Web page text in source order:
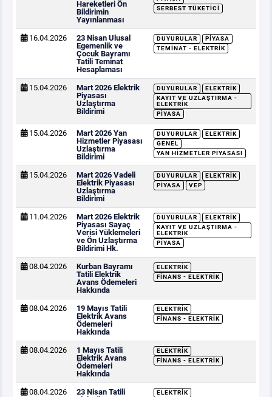
Hareketleri Ön
Bildirimin
Yayınlanması
SERBEST TÜKETICI
16.04.2026
23 Nisan Ulusal
Egemenlik ve
Çocuk Bayramı
Tatili Teminat
Hesaplaması
DUYURULAR
PIYASA
TEMINAT - ELEKTRIK
15.04.2026
Mart 2026 Elektrik
Piyasası
Uzlaştırma
Bildirimi
DUYURULAR
ELEKTRIK
KAYIT VE UZLAŞTIRMA -
ELEKTRIK
PIYASA
15.04.2026
Mart 2026 Yan
Hizmetler Piyasası
Uzlaştırma
Bildirimi
DUYURULAR
ELEKTRIK
GENEL
YAN HIZMETLER PIYASASI
15.04.2026
Mart 2026 Vadeli
Elektrik Piyasası
Uzlaştırma
Bildirimi
DUYURULAR
ELEKTRIK
PIYASA
VEP
11.04.2026
Mart 2026 Elektrik
Piyasası Sayaç
Verisi Yüklemeleri
ve Ön Uzlaştırma
Bildirimi Hk.
DUYURULAR
ELEKTRIK
KAYIT VE UZLAŞTIRMA -
ELEKTRIK
PIYASA
08.04.2026
Kurban Bayramı
Tatili Elektrik
Avans Ödemeleri
Hakkında
ELEKTRIK
FINANS - ELEKTRIK
08.04.2026
19 Mayıs Tatili
Elektrik Avans
Ödemeleri
Hakkında
ELEKTRIK
FINANS - ELEKTRIK
08.04.2026
1 Mayıs Tatili
Elektrik Avans
Ödemeleri
Hakkında
ELEKTRIK
FINANS - ELEKTRIK
08.04.2026
23 Nisan Tatili
ELEKTRIK